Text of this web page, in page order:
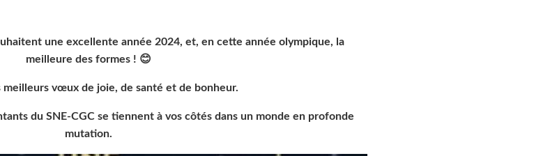
une excellente année 2024, et, en cette année olympique, la
meilleure des formes ! 😊
meilleurs vœux de joie, de santé et de bonheur.
du SNE-CGC se tiennent à vos côtés dans un monde en profonde
mutation.